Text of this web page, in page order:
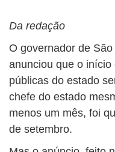
Da redação
O governador de
anunciou que o
públicas do estado
chefe do estado
menos um mês, foi
de setembro.